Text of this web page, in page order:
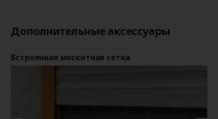
Дополнительные аксессуары
Встроенная москитная сетка